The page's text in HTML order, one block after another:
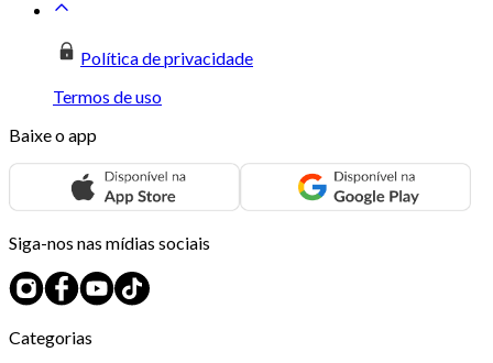
Política de privacidade
Termos de uso
Baixe o app
Siga-nos nas mídias sociais
Categorias